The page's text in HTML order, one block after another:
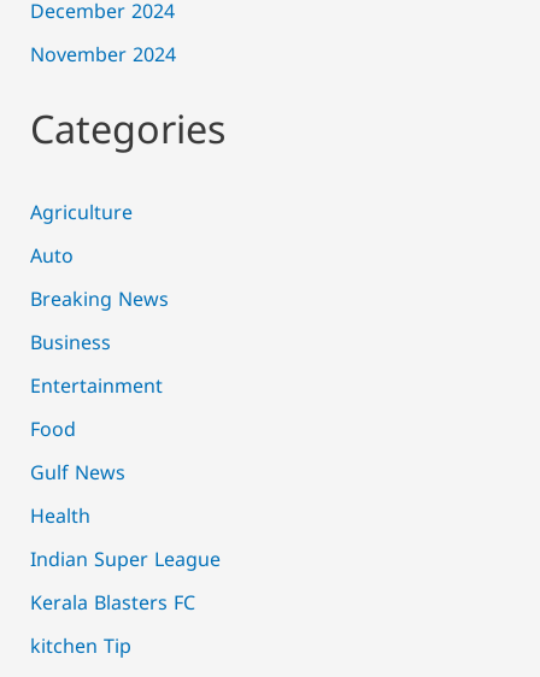
December 2024
November 2024
Categories
Agriculture
Auto
Breaking News
Business
Entertainment
Food
Gulf News
Health
Indian Super League
Kerala Blasters FC
kitchen Tip